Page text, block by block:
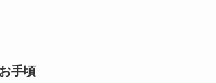
手頃